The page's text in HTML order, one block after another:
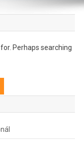
Perhaps searching